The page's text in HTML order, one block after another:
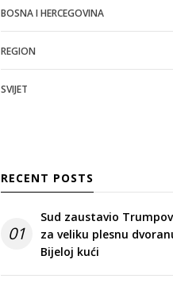
BOSNA I HERCEGOVINA
REGION
SVIJET
RECENT POSTS
01
Sud zaustavio
za veliku plesnu
Bijeloj kući